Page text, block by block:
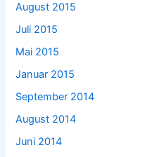
August 2015
Juli 2015
Mai 2015
Januar 2015
September 2014
August 2014
Juni 2014